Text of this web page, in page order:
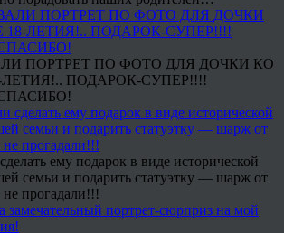
ПОРТРЕТ ПО ФОТО ДЛЯ ДОЧКИ КО
ЛЕТИЯ!.. ПОДАРОК-СУПЕР!!!!
ему подарок в виде исторической
семьи и подарить статуэтку — шарж от
прогадали!!!